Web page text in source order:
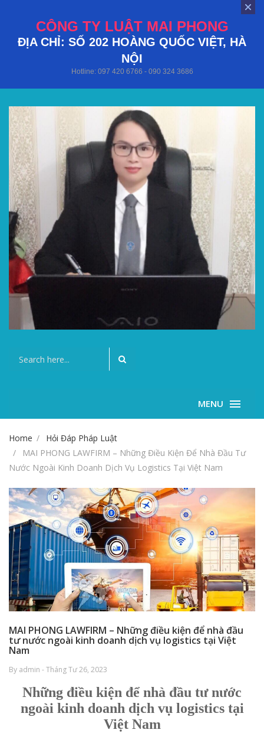
CÔNG TY LUẬT MAI PHONG
ĐỊA CHỈ: SỐ 202 HOÀNG QUỐC VIỆT, HÀ
NỘI
Hotline: 097 420 6766 - 090 324 3686
MENU
Home
Hỏi Đáp Pháp Luật
MAI PHONG LAWFIRM – Những Điều Kiện Để Nhà Đầu Tư
Nước Ngoài Kinh Doanh Dịch Vụ Logistics Tại Việt Nam
MAI PHONG LAWFIRM – Những điều kiện để nhà đầu
tư nước ngoài kinh doanh dịch vụ logistics tại Việt
Nam
By admin - Tháng Tư 26, 2023
Những điều kiện để nhà đầu tư nước
ngoài kinh doanh dịch vụ logistics tại
Việt Nam